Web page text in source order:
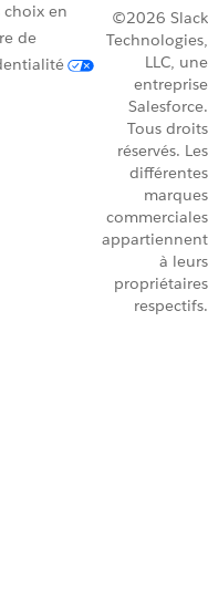
choix en
de
©2026 Slack
Technologies,
LLC, une
entreprise
Salesforce.
Tous droits
réservés. Les
différentes
marques
commerciales
appartiennent
à leurs
propriétaires
respectifs.